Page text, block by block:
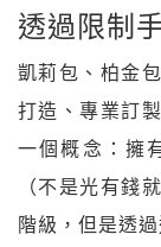
透過限制
凱莉包、柏金
打造、專業訂
一個概念：擁
（不是光有錢
階級，但是透